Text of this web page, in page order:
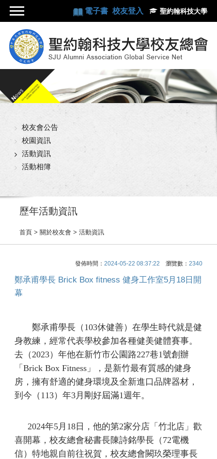
電子書 校友登入 聖約翰科技大學
校友會公告
校園資訊
活動資訊
活動相簿
歷年活動資訊
首頁 > 關於校友會 > 活動資訊
發佈時間： 2024-05-22 08:37:22 瀏覽數： 2340
鄭承甫學長 Brick Box fitness 健身工作室5月18日開
幕
鄭承甫學長（ 103休健善）在學生時代就是健
身教練，經常代表學校參加各種健美健體賽事。
去（2023）年他在新竹市公園路227巷1號創辦
「 Brick Box Fitness 」，是新竹最有質感的健身
房，擁有舒適的健身環境及全新進口品牌器材，
到今（ 113）年3月剛好屆滿1週年。
2024年5月 18日，他的第2家分店「竹北店」歡
喜開幕，校友總會秘書長陳詩銘學長（ 72電機
信）特地親自前往祝賀，校友總會闕玖榮理事長